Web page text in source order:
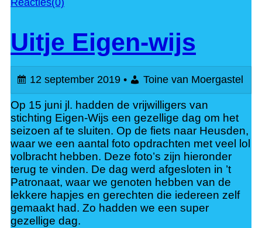
Reacties(0)
Uitje Eigen-wijs
12 september 2019 • Toine van Moergastel
Op 15 juni jl. hadden de vrijwilligers van
stichting Eigen-Wijs een gezellige dag om het
seizoen af te sluiten. Op de fiets naar Heusden,
waar we een aantal foto opdrachten met veel lol
volbracht hebben. Deze foto’s zijn hieronder
terug te vinden. De dag werd afgesloten in ’t
Patronaat, waar we genoten hebben van de
lekkere hapjes en gerechten die iedereen zelf
gemaakt had. Zo hadden we een super
gezellige dag.